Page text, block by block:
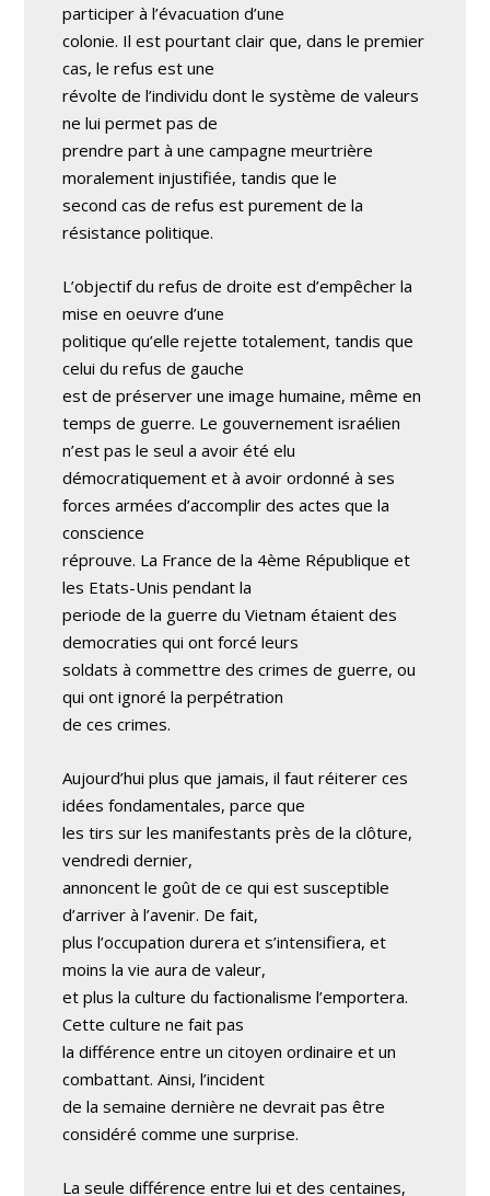
participer à l’évacuation d’une
colonie. Il est pourtant clair que, dans le premier
cas, le refus est une
révolte de l’individu dont le système de valeurs
ne lui permet pas de
prendre part à une campagne meurtrière
moralement injustifiée, tandis que le
second cas de refus est purement de la
résistance politique.
L’objectif du refus de droite est d’empêcher la
mise en oeuvre d’une
politique qu’elle rejette totalement, tandis que
celui du refus de gauche
est de préserver une image humaine, même en
temps de guerre. Le gouvernement israélien
n’est pas le seul a avoir été elu
démocratiquement et à avoir ordonné à ses
forces armées d’accomplir des actes que la
conscience
réprouve. La France de la 4ème République et
les Etats-Unis pendant la
periode de la guerre du Vietnam étaient des
democraties qui ont forcé leurs
soldats à commettre des crimes de guerre, ou
qui ont ignoré la perpétration
de ces crimes.
Aujourd’hui plus que jamais, il faut réiterer ces
idées fondamentales, parce que
les tirs sur les manifestants près de la clôture,
vendredi dernier,
annoncent le goût de ce qui est susceptible
d’arriver à l’avenir. De fait,
plus l’occupation durera et s’intensifiera, et
moins la vie aura de valeur,
et plus la culture du factionalisme l’emportera.
Cette culture ne fait pas
la différence entre un citoyen ordinaire et un
combattant. Ainsi, l’incident
de la semaine dernière ne devrait pas être
considéré comme une surprise.
La seule différence entre lui et des centaines,